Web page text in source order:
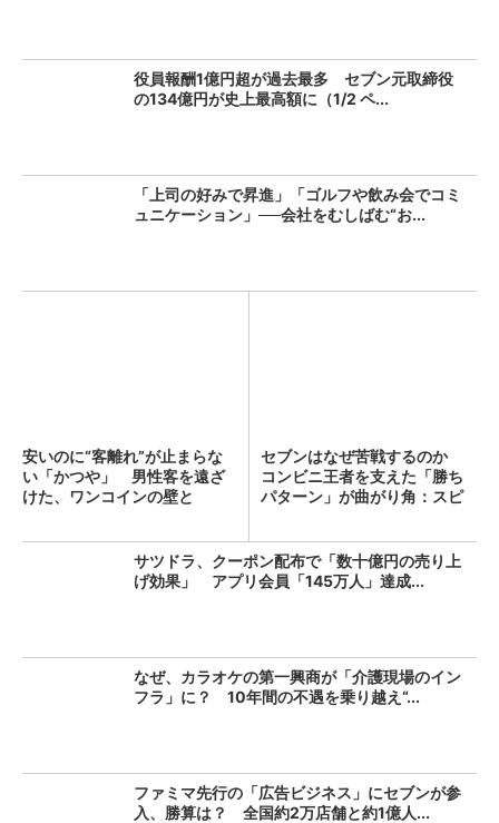
役員報酬1億円超が過去最多 セブン元取締役
の134億円が史上最高額に（1/2 ペ...
「上司の好みで昇進」「ゴルフや飲み会でコミ
ュニケーション」──会社をむしばむ“お...
安いのに“客離れ”が止まらな
い「かつや」 男性客を遠ざ
けた、ワンコインの壁と
セブンはなぜ苦戦するのか
コンビニ王者を支えた「勝ち
パターン」が曲がり角：スピ
サツドラ、クーポン配布で「数十億円の売り上
げ効果」 アプリ会員「145万人」達成...
なぜ、カラオケの第一興商が「介護現場のイン
フラ」に？ 10年間の不遇を乗り越え“...
ファミマ先行の「広告ビジネス」にセブンが参
入、勝算は？ 全国約2万店舗と約1億人...